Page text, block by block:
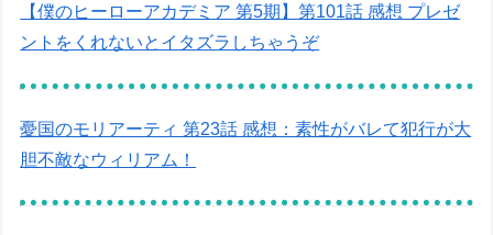
【僕のヒーローアカデミア 第5期】第101話 感想 プレゼ
ントをくれないとイタズラしちゃうぞ
憂国のモリアーティ 第23話 感想：素性がバレて犯行が大
胆不敵なウィリアム！